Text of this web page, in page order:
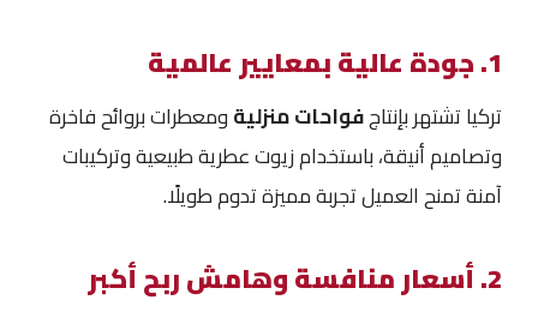
1. جودة عالية بمعايير عالمية
تركيا تشتهر بإنتاجفواحات منزليةومعطرات بروائح فاخرة
وتصاميم أنيقة، باستخدام زيوت عطرية طبيعية وتركيبات
آمنة تمنح العميل تجربة مميزة تدوم طويلًا.
2. أسعار منافسة وهامش ربح أكبر